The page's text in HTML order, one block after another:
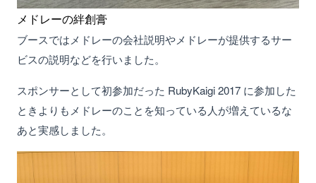
メドレーの絆創膏
ブースではメドレーの会社説明やメドレーが提供するサー
ビスの説明などを行いました。
スポンサーとして初参加だった RubyKaigi 2017 に参加した
ときよりもメドレーのことを知っている人が増えているな
あと実感しました。